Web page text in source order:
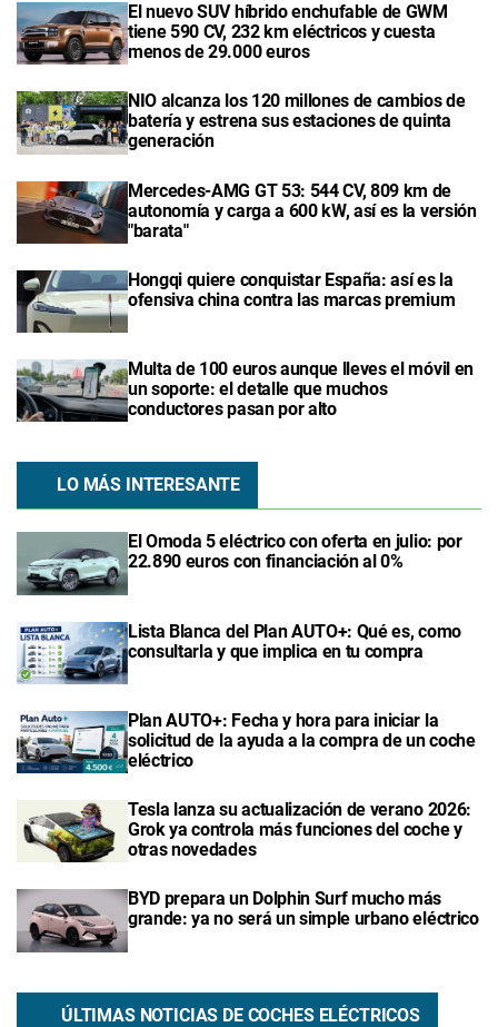
El nuevo SUV híbrido enchufable de GWM
tiene 590 CV, 232 km eléctricos y cuesta
menos de 29.000 euros
NIO alcanza los 120 millones de cambios de
batería y estrena sus estaciones de quinta
generación
Mercedes-AMG GT 53: 544 CV, 809 km de
autonomía y carga a 600 kW, así es la versión
"barata"
Hongqi quiere conquistar España: así es la
ofensiva china contra las marcas premium
Multa de 100 euros aunque lleves el móvil en
un soporte: el detalle que muchos
conductores pasan por alto
LO MÁS INTERESANTE
El Omoda 5 eléctrico con oferta en julio: por
22.890 euros con financiación al 0%
Lista Blanca del Plan AUTO+: Qué es, como
consultarla y que implica en tu compra
Plan AUTO+: Fecha y hora para iniciar la
solicitud de la ayuda a la compra de un coche
eléctrico
Tesla lanza su actualización de verano 2026:
Grok ya controla más funciones del coche y
otras novedades
BYD prepara un Dolphin Surf mucho más
grande: ya no será un simple urbano eléctrico
ÚLTIMAS NOTICIAS DE COCHES ELÉCTRICOS